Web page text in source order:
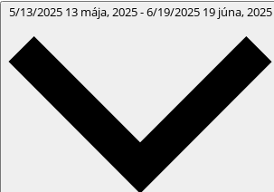
5/13/2025 13 mája, 2025-6/19/2025 19 júna, 2025